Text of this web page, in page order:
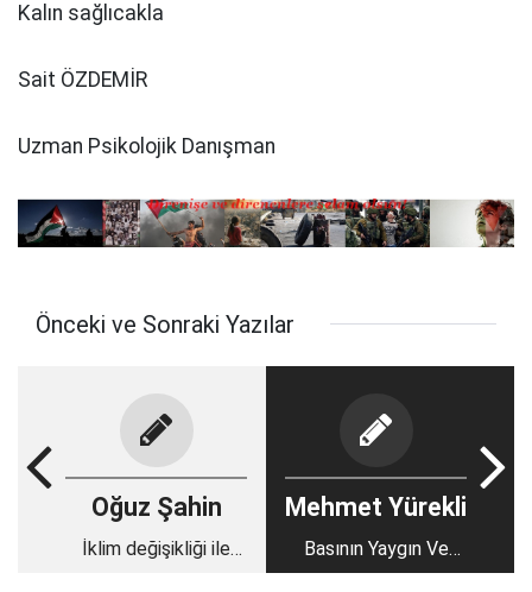
Kalın sağlıcakla
Sait ÖZDEMİR
Uzman Psikolojik Danışman
Önceki ve Sonraki Yazılar
Oğuz Şahin
İklim değişikliği ile
Mehmet Yürekli
Basının Yaygın Ve
Ulusalı